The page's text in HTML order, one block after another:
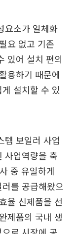
요소가 일체화
요 없고 기존
있어 설치 편의
용하기 때문에
설치할 수 있
템 보일러 사업
사업역량을 축
중 유일하게
를 공급해왔으
율 신제품을 선
제품의 국내 생